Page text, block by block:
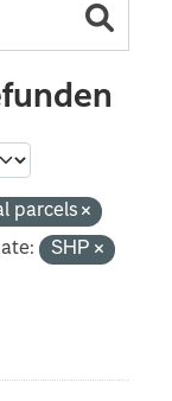
parcels
SHP